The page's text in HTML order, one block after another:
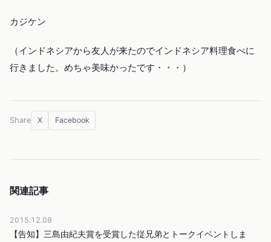
カジケン
（インドネシアから友人が来たのでインドネシア料理食べに
行きました。めちゃ美味かったです・・・）
Share X Facebook
関連記事
2015.12.08
【告知】三島由紀夫賞を受賞した従兄弟とトークイベントしま